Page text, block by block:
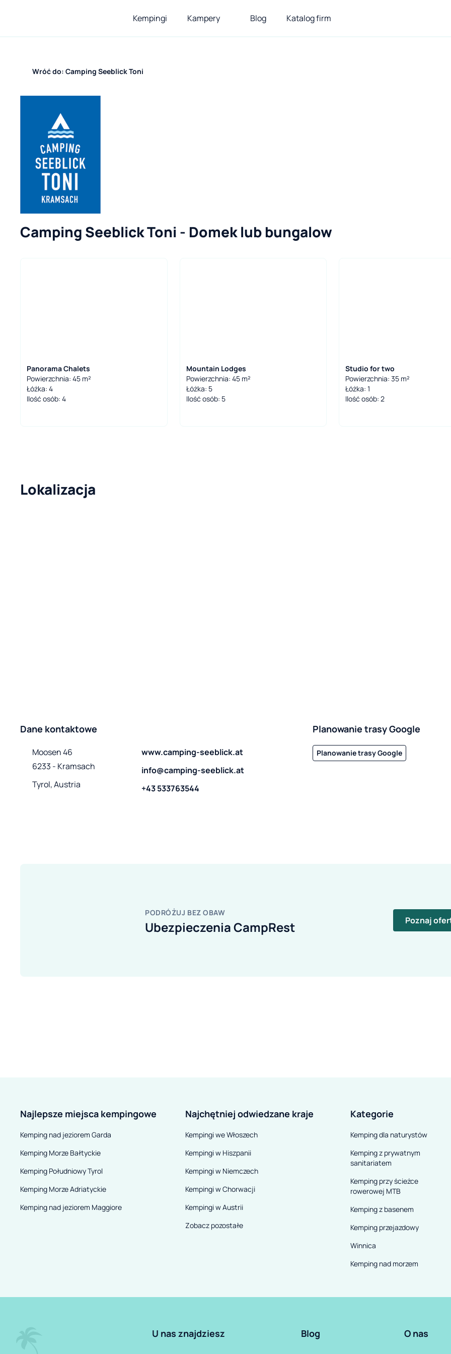
Kempingi Kampery Blog Katalog firm
Wróć do: Camping Seeblick Toni
Camping Seeblick Toni - Domek lub bungalow
Panorama Chalets
Powierzchnia: 45 m²
Łóżka: 4
Ilość osób: 4
Mountain Lodges
Powierzchnia: 45 m²
Łóżka: 5
Ilość osób: 5
Studio for two
Powierzchnia: 35 m²
Łóżka: 1
Ilość osób: 2
Lokalizacja
Dane kontaktowe
Moosen 46
6233 - Kramsach
Tyrol, Austria
www.camping-seeblick.at
info@camping-seeblick.at
+43 533763544
Planowanie trasy Google
Planowanie trasy Google
PODRÓŻUJ BEZ OBAW
Ubezpieczenia CampRest Poznaj
Najlepsze miejsca kempingowe
Kemping nad jeziorem Garda
Kemping Morze Bałtyckie
Kemping Południowy Tyrol
Kemping Morze Adriatyckie
Kemping nad jeziorem Maggiore
Najchętniej odwiedzane kraje
Kempingi we Włoszech
Kempingi w Hiszpanii
Kempingi w Niemczech
Kempingi w Chorwacji
Kempingi w Austrii
Zobacz pozostałe
Kategorie
Kemping dla naturystów
Kemping z prywatnym
sanitariatem
Kemping przy ścieżce
rowerowej MTB
Kemping z basenem
Kemping przejazdowy
Winnica
Kemping nad morzem
U nas znajdziesz Blog O nas